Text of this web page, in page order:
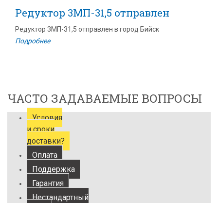
Редуктор 3МП-31,5 отправлен
Редуктор 3МП-31,5 отправлен в город Бийск
Подробнее
ЧАСТО ЗАДАВАЕМЫЕ ВОПРОСЫ
Условия
и сроки
доставки?
Оплата
Поддержка
Гарантия
Нестандартный